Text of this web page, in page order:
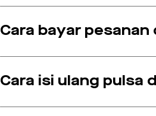
Cara bayar
Cara isi ulang pulsa